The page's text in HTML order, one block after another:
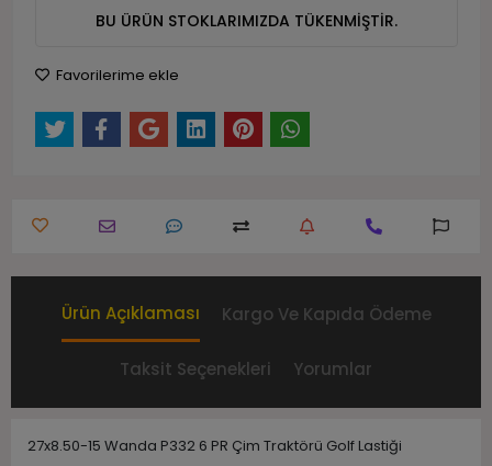
BU ÜRÜN STOKLARIMIZDA TÜKENMİŞTİR.
Favorilerime ekle
Ürün Açıklaması Kargo Ve Kapıda Ödeme
Taksit Seçenekleri Yorumlar
27x8.50-15 Wanda P332 6 PR Çim Traktörü Golf Lastiği